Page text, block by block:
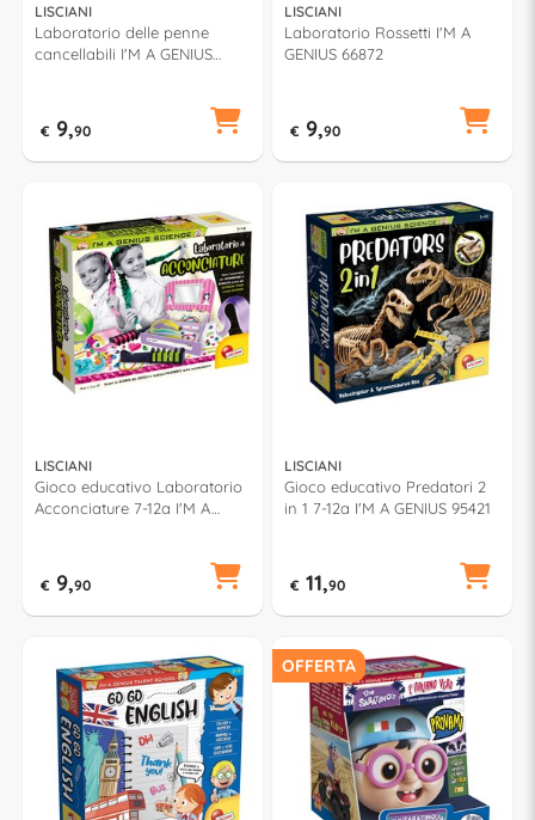
LISCIANI
Laboratorio delle penne
cancellabili I'M A GENIUS
€ 9,90
LISCIANI
Laboratorio Rossetti I'M A
GENIUS 66872
€ 9,90
LISCIANI
Gioco educativo Laboratorio
Acconciature 7-12a I'M A
€ 9,90
LISCIANI
Gioco educativo Predatori 2
in 1 7-12a I'M A GENIUS 95421
€ 11,90
OFFERTA